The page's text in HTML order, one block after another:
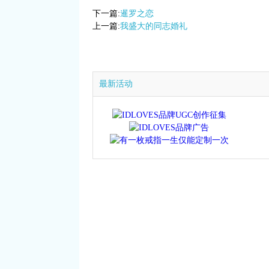
下一篇:暹罗之恋
上一篇:我盛大的同志婚礼
最新活动